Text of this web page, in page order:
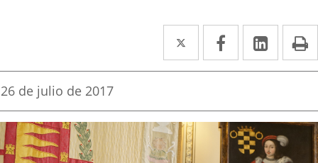
Twitter
Enlace
a
aplicación
externa.
Facebook
Enlace
a
aplicación
externa.
Enlace
a
Fecha
la
noticia
26 de julio de 2017